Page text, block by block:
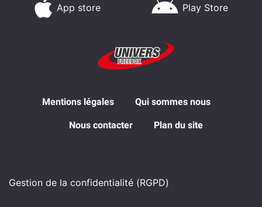
App store Play Store
Mentions légales Qui sommes nous
Nous contacter Plan du site
Gestion de la confidentialité (RGPD)